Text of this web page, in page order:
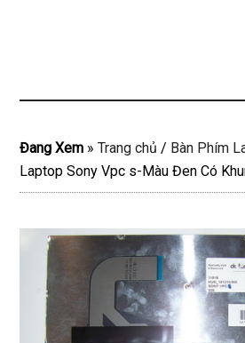
Đang Xem »Trang chủ / Bàn Phím
Laptop Sony Vpc s-Màu Đen Có